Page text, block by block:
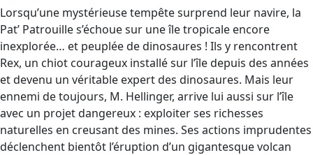
Lorsqu’une mystérieuse tempête surprend leur navire, la
Pat’ Patrouille s’échoue sur une île tropicale encore
inexplorée… et peuplée de dinosaures ! Ils y rencontrent
Rex, un chiot courageux installé sur l’île depuis des années
et devenu un véritable expert des dinosaures. Mais leur
ennemi de toujours, M. Hellinger, arrive lui aussi sur l’île
avec un projet dangereux : exploiter ses richesses
naturelles en creusant des mines. Ses actions imprudentes
déclenchent bientôt l’éruption d’un gigantesque volcan